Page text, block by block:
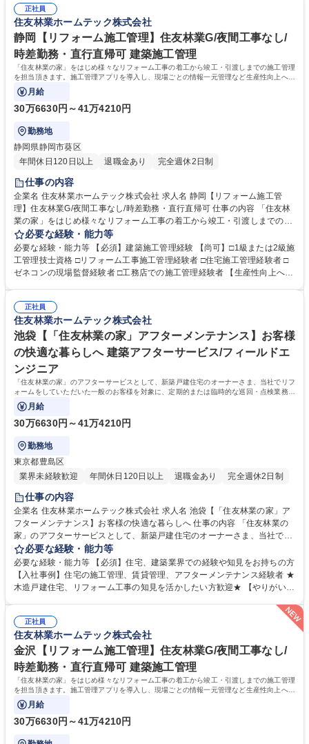
模工事が中心)■一般物件：戸建てやマンション、店舗等(間取り変更を含む
大規模な案件が中心)≪変更の範囲：会社の定める業務≫ 募集職種 奈良
【リフォーム施工管理】住友林業G/夜間工事なし/時差勤務・直行直帰可
います。（トーク機能で連絡や変更・修正内容の伝達、図面共有、入退場
管理、写真管理、作業報告書作成、作業完了報告など）また、現場カメラ
設置。事務所にいながら現場の状況を確認することも可能です。 学歴・資
格 学歴：大学院 大学 高専 短大 専修学校 高校 語学力： 資格：
正社員
住友林業ホームテック株式会社
静岡【リフォーム施工管理】住友林業G/夜間工事なし/
時差勤務・直行直帰可 建築施工管理
「住友林業の家」をはじめ様々なリフォーム工事の着工から竣工・引渡しまでの施工管理
を担当頂きます。施工管理アプリを導入し、現場ごとの情報一元管理など生産性向上への
取り組みも積極的に行っています。
月給
30万6630円～41万4210円
勤務地
静岡県静岡市葵区
年間休日120日以上
退職金あり 完全週休2日制
仕事の内容
企業名 住友林業ホームテック株式会社 求人名 静岡【リフォーム施工管
理】住友林業G/夜間工事なし/時差勤務・直行直帰可 仕事の内容 「住友林
業の家」をはじめ様々なリフォーム工事の着工から竣工・引渡しまでの施
工管理を担当頂きます。施工管理アプリを導入し、現場ごとの情報一元管
理など生産性向上への取り組みも積極的に行っています。 【仕事の流れ】
(1)リフォームエンジニアから工事内容の引継ぎ(2)工事着工準備(予算作
成・工事発注手配・工程確認)(3)着工(4)工事管理(工程・安全・品質・原
模工事が中心)■一般物件：戸建てやマンション、店舗等(間取り変更を含む
大規模な案件が中心)≪変更の範囲：会社の定める業務≫ 募集職種 静岡
【リフォーム施工管理】住友林業G/夜間工事なし/時差勤務・直行直帰可
必要な経験・能力等
必要な経験・能力等 【必須】建築施工管理経験 【尚可】□1級または2級施
工管理技士資格 □リフォーム工事施工管理経験者 □住宅施工管理経験者 □
ゼネコンの現場監督経験者 □工務店での施工管理経験者 【生産性向上への
います。（トーク機能で連絡や変更・修正内容の伝達、図面共有、入退場
管理、写真管理、作業報告書作成、作業完了報告など）また、現場カメラ
設置。事務所にいながら現場の状況を確認することも可能です。 学歴・資
格 学歴：大学院 大学 高専 短大 専修学校 高校 語学力： 資格：
正社員
住友林業ホームテック株式会社
池袋【「住友林業の家」アフターメンテナンス】お客様
の快適な暮らしへ 建築アフターサービス/フィールドエ
ンジニア
「住友林業の家」のアフターサービスとして、新築戸建住宅のオーナーさま、当社でリフ
ォームをしていただいた一般のお客様を対象に、定期的または臨時的な巡回・点検業務を
担当していただきます。
月給
30万6630円～41万4210円
勤務地
東京都豊島区
業界未経験歓迎
年間休日120日以上 退職金あり 完全週休2日制
仕事の内容
企業名 住友林業ホームテック株式会社 求人名 池袋【「住友林業の家」ア
フターメンテナンス】お客様の快適な暮らしへ 仕事の内容 「住友林業の
家」のアフターサービスとして、新築戸建住宅のオーナーさま、当社でリ
フォームをしていただいた一般のお客様を対象に、定期的または臨時的な
巡回・点検業務を担当していただきます。 【具体的には】■定期点検：お
客様宅を訪問し、建物全体の点検を実施します(点検数：月に20～23件)■
臨時点検：不具合の発生時お客様からの連絡に対し、訪問のうえ点検(1日
含まれず、工事作業は協力会社に依頼します。★きめ細やかに、お客様の
さまざまな相談に乗りながら家に関する悩みの解決をサポート頂きます。
≪変更の範囲：会社の定める業務≫ 募集職種 池袋【「住友林業の家」ア
フターメンテナンス】お客様の快適な暮らしへ
必要な経験・能力等
必要な経験・能力等 【必須】住宅、建築業界での経験や知見をお持ちの方
【入社事例】住宅の施工管理、賃貸管理、アフターメンテナンス経験者 ★
木造戸建住宅、リフォーム工事の知見を活かしたい方歓迎★ 【やりがい】
っていくこと。そして、お客様にとって「一番身近で頼れる存在」になれ
ることがやりがいです。 【教育制度】入社後は配属先にてOJTを行いま
す。その後も、フォロー研修や社内資格取得に向けた研修もありますの
で、職種未経験の方も安心して就業いただけます。 学歴・資格 学歴：大
学院 大学 高専 短大 専修学校 高校 語学力： 資格：第一種運転免許普通自
動車
正社員
住友林業ホームテック株式会社
金沢【リフォーム施工管理】住友林業G/夜間工事なし/
時差勤務・直行直帰可 建築施工管理
「住友林業の家」をはじめ様々なリフォーム工事の着工から竣工・引渡しまでの施工管理
を担当頂きます。施工管理アプリを導入し、現場ごとの情報一元管理など生産性向上への
取り組みも積極的に行っています。
月給
30万6630円～41万4210円